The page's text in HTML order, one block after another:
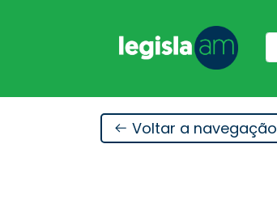
Voltar a navegação